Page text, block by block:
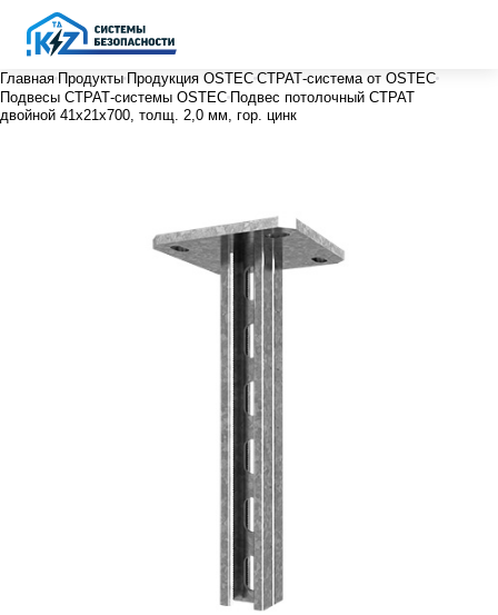
Главная Продукты Продукция OSTEC СТРАТ-система от OSTEC
Подвесы СТРАТ-системы OSTEC Подвес потолочный СТРАТ
двойной 41х21х700, толщ. 2,0 мм, гор. цинк